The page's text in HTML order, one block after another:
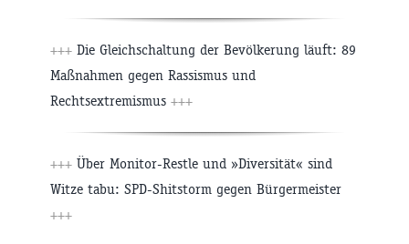
+++ Die Gleichschaltung der Bevölkerung läuft: 89
Maßnahmen gegen Rassismus und
Rechtsextremismus +++
+++ Über Monitor-Restle und »Diversität« sind
Witze tabu: SPD-Shitstorm gegen Bürgermeister
+++